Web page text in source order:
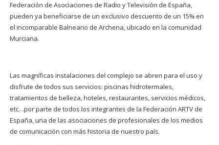
Federación de Asociaciones de Radio y Televisión de España,
pueden ya beneficiarse de un exclusivo descuento de un 15% en
el incomparable Balneario de Archena, ubicado en la comunidad
Murciana.
Las magníficas instalaciones del complejo se abren para el uso y
disfrute de todos sus servicios: piscinas hidrotermales,
tratamientos de belleza, hoteles, restaurantes, servicios médicos,
etc…por parte de todos los integrantes de la Federación ARTV de
España, una de las asociaciones de profesionales de los medios
de comunicación con más historia de nuestro país.